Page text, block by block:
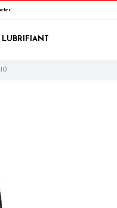
LUBRIFIANT